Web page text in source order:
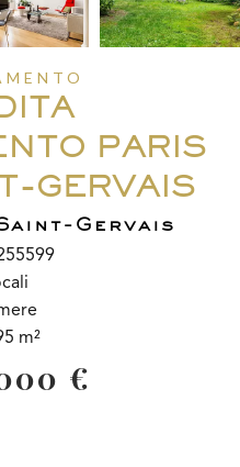
PARIS
GERVAIS
Gervais
m²
€